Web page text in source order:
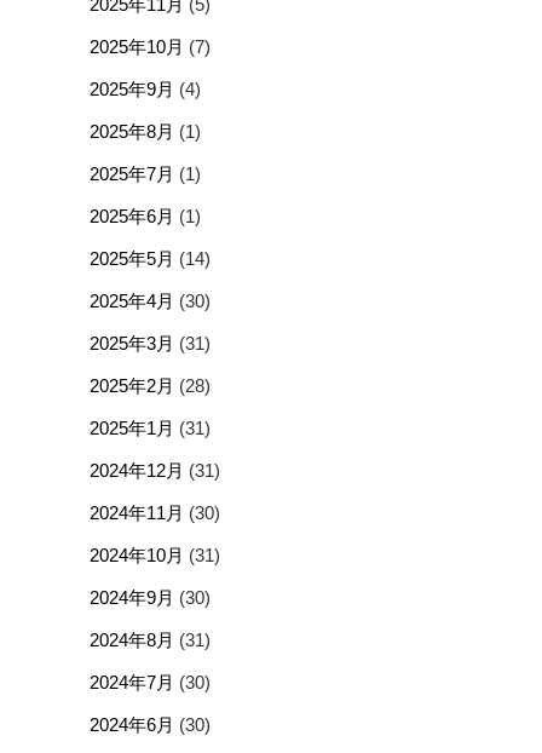
2025年10月 (7)
2025年9月 (4)
2025年8月 (1)
2025年7月 (1)
2025年6月 (1)
2025年5月 (14)
2025年4月 (30)
2025年3月 (31)
2025年2月 (28)
2025年1月 (31)
2024年12月 (31)
2024年11月 (30)
2024年10月 (31)
2024年9月 (30)
2024年8月 (31)
2024年7月 (30)
2024年6月 (30)